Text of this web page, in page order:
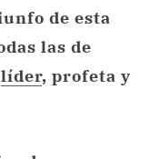
de esta
las de
líder, profeta y